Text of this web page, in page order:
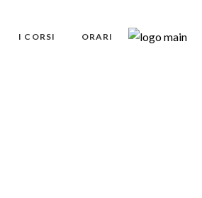
I CORSI ORARI